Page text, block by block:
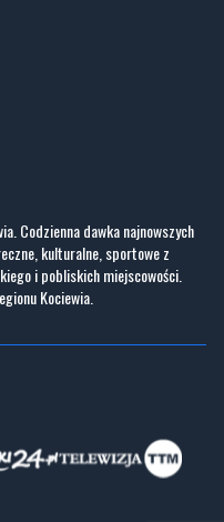
Codzienna dawka najnowszych
kulturalne, sportowe z
i pobliskich miejscowości.
Kociewia.